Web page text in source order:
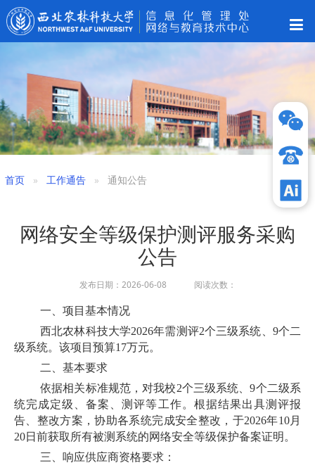
首页 工作通告 通知公告
网络安全等级保护测评服务采购
公告
发布日期：2026-06-08 阅读次数：
一、项目基本情况
西北农林科技大学2026年需测评2个三级系统、9个二
级系统。该项目预算17万元。
二、基本要求
依据相关标准规范，对我校2个三级系统、9个二级系
统完成定级、备案、测评等工作。根据结果出具测评报
告、整改方案，协助各系统完成安全整改，于2026年10月
20日前获取所有被测系统的网络安全等级保护备案证明。
三、响应供应商资格要求：